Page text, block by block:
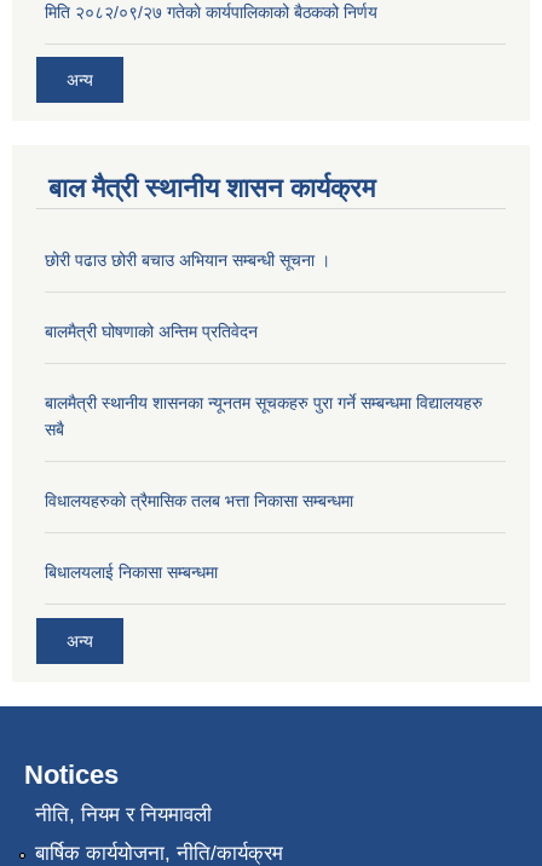
मिति २०८२/०९/२७ गतेकाे कार्यपालिकाको बैठकको निर्णय
अन्य
बाल मैत्री स्थानीय शासन कार्यक्रम
छोरी पढाउ छोरी बचाउ अभियान सम्बन्धी सूचना ।
बालमैत्री घोषणाको अन्तिम प्रतिवेदन
बालमैत्री स्थानीय शासनका न्यूनतम सूचकहरु पुरा गर्ने सम्बन्धमा विद्यालयहरु
सबै
विधालयहरुकाे त्रैमासिक तलब भत्ता निकासा सम्बन्धमा
बिधालयलाई निकासा सम्बन्धमा
अन्य
Notices
नीति, नियम र नियमावली
बार्षिक कार्ययोजना, नीति/कार्यक्रम